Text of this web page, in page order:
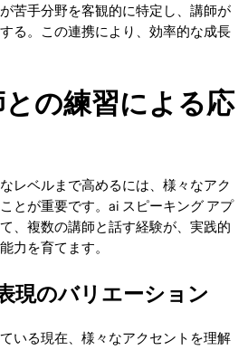
苦手分野を客観的に特定し、講師が
る。この連携により、効率的な成長
の練習による応
レベルまで高めるには、様々なアク
とが重要です。ai スピーキング アプ
、複数の講師と話す経験が、実践的
力を育てます。
現のバリエーション
いる現在、様々なアクセントを理解